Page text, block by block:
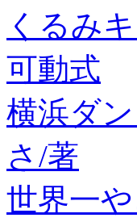
くるみ
可動式
横浜ダ
さ/著
世界一